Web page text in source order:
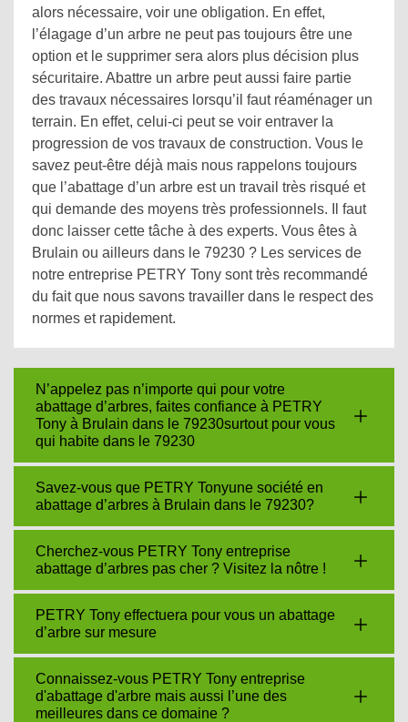
alors nécessaire, voir une obligation. En effet,
l’élagage d’un arbre ne peut pas toujours être une
option et le supprimer sera alors plus décision plus
sécuritaire. Abattre un arbre peut aussi faire partie
des travaux nécessaires lorsqu’il faut réaménager un
terrain. En effet, celui-ci peut se voir entraver la
progression de vos travaux de construction. Vous le
savez peut-être déjà mais nous rappelons toujours
que l’abattage d’un arbre est un travail très risqué et
qui demande des moyens très professionnels. Il faut
donc laisser cette tâche à des experts. Vous êtes à
Brulain ou ailleurs dans le 79230 ? Les services de
notre entreprise PETRY Tony sont très recommandé
du fait que nous savons travailler dans le respect des
normes et rapidement.
N’appelez pas n’importe qui pour votre
abattage d’arbres, faites confiance à PETRY
Tony à Brulain dans le 79230surtout pour vous
qui habite dans le 79230
Savez-vous que PETRY Tonyune société en
abattage d’arbres à Brulain dans le 79230?
Cherchez-vous PETRY Tony entreprise
abattage d’arbres pas cher ? Visitez la nôtre !
PETRY Tony effectuera pour vous un abattage
d’arbre sur mesure
Connaissez-vous PETRY Tony entreprise
d'abattage d'arbre mais aussi l’une des
meilleures dans ce domaine ?